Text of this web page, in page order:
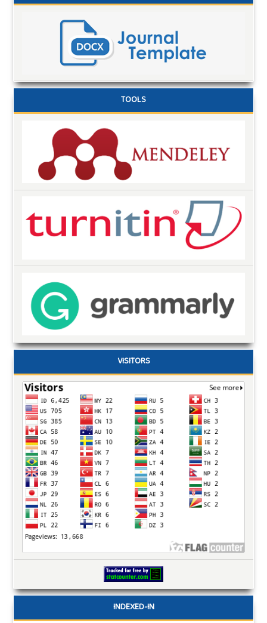
TOOLS
VISITORS
INDEXED-IN